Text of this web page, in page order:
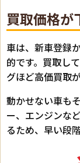
買取価格が
車は、新車登録
的です。買取し
グほど高価買取
動かせない車も
ー、エンジンな
るため、早い段